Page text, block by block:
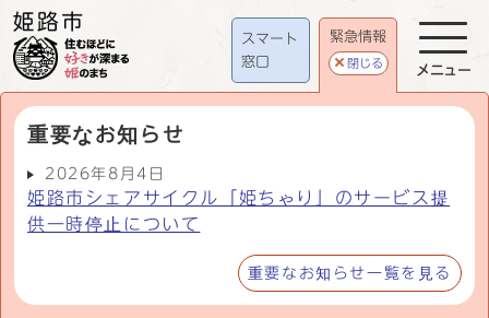
スマート
窓口
緊急情報
閉じる
重要なお知らせ
2026年8月4日
姫路市シェアサイクル「姫ちゃり」のサービス提
供一時停止について
重要なお知らせ一覧を見る
メニュー